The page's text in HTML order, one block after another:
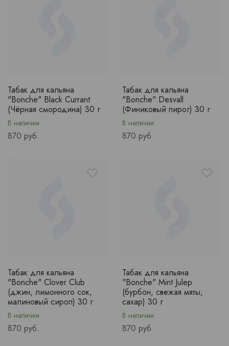
Табак для кальяна
"Bonche" Black Currant
(Чёрная смородина) 30 г
В наличии
Price
870 руб.
Табак для кальяна
"Bonche" Desvall
(Финиковый пирог) 30 г
В наличии
Price
870 руб.
Табак для кальяна
"Bonche" Clover Club
(джин, лимонного сок,
малиновый сироп) 30 г
В наличии
Price
870 руб.
Табак для кальяна
"Bonche" Mint Julep
(бурбон, свежая мяты,
сахар) 30 г
В наличии
Price
870 руб.